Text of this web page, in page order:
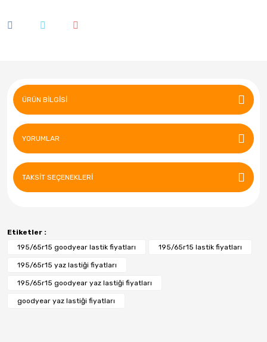
ÜRÜN BILGISI
YORUMLAR
TAKSIT SEÇENEKLERI
Etiketler :
195/65r15 goodyear lastik fiyatları
195/65r15 lastik fiyatları
195/65r15 yaz lastiği fiyatları
195/65r15 goodyear yaz lastiği fiyatları
goodyear yaz lastiği fiyatları